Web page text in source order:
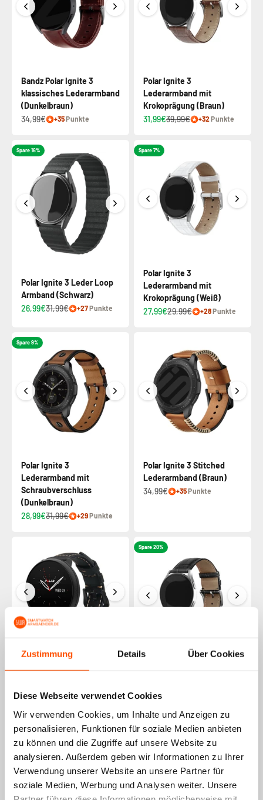
Zustimmung Details Über Cookies
Diese Webseite verwendet Cookies
Wir verwenden Cookies, um Inhalte und Anzeigen zu
personalisieren, Funktionen für soziale Medien anbieten
zu können und die Zugriffe auf unsere Website zu
analysieren. Außerdem geben wir Informationen zu Ihrer
Verwendung unserer Website an unsere Partner für
soziale Medien, Werbung und Analysen weiter. Unsere
Bandz Polar Ignite 3
klassisches Lederarmband
(Dunkelbraun)
34,99€
+35Punkte
Polar Ignite 3
Lederarmband mit
Krokoprägung (Braun)
31,99€39,99€ +32Punkte
Spare 16%
Polar Ignite 3 Leder Loop
Armband (Schwarz)
26,99€31,99€ +27Punkte
Spare 7%
Polar Ignite 3
Lederarmband mit
Krokoprägung (Weiß)
27,99€29,99€ +28Punkte
Spare 9%
Polar Ignite 3
Lederarmband mit
Schraubverschluss
(Dunkelbraun)
28,99€31,99€ +29Punkte
Polar Ignite 3 Stitched
Lederarmband (Braun)
34,99€
+35Punkte
Polar Ignite 3
Lederarmband (Schwarz)
Spare 20%
Polar Ignite 3
Krokoprägung (Schwarz)
Spare 5%